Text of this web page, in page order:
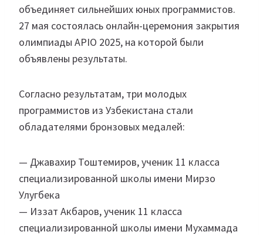
объединяет сильнейших юных программистов.
27 мая состоялась онлайн-церемония закрытия
олимпиады APIO 2025, на которой были
объявлены результаты.
Согласно результатам, три молодых
программистов из Узбекистана стали
обладателями бронзовых медалей:
— Джавахир Тоштемиров, ученик 11 класса
специализированной школы имени Мирзо
Улугбека
— Иззат Акбаров, ученик 11 класса
специализированной школы имени Мухаммада